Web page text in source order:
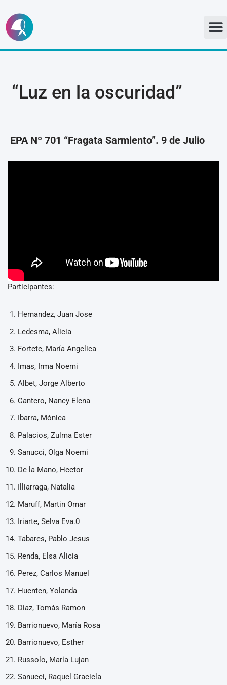
Ir
al
“Luz en la oscuridad”
EPA Nº 701 “Fragata Sarmiento”. 9 de Julio
Participantes:
Hernandez, Juan Jose
Ledesma, Alicia
Fortete, María Angelica
Imas, Irma Noemi
Albet, Jorge Alberto
Cantero, Nancy Elena
Ibarra, Mónica
Palacios, Zulma Ester
Sanucci, Olga Noemi
De la Mano, Hector
Illiarraga, Natalia
Maruff, Martin Omar
Iriarte, Selva Eva.0
Tabares, Pablo Jesus
Renda, Elsa Alicia
Perez, Carlos Manuel
Huenten, Yolanda
Diaz, Tomás Ramon
Barrionuevo, María Rosa
Barrionuevo, Esther
Russolo, María Lujan
Sanucci, Raquel Graciela